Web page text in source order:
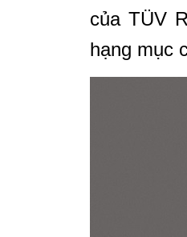
của TÜV
hạng mục